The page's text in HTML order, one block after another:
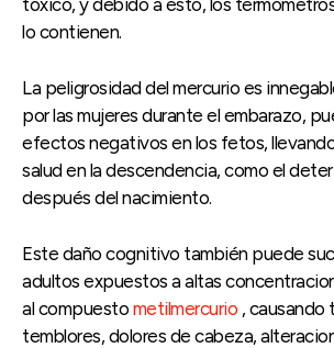
lo contienen.
La peligrosidad del mercurio es
por las mujeres durante el embarazo,
efectos negativos en los fetos,
salud en la descendencia, como el
después del nacimiento.
Este daño cognitivo también puede
adultos expuestos a altas
al compuesto metilmercurio , causando
temblores, dolores de cabeza,